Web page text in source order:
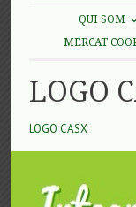
QUI SOM
MERCAT
LOGO
LOGO CASX